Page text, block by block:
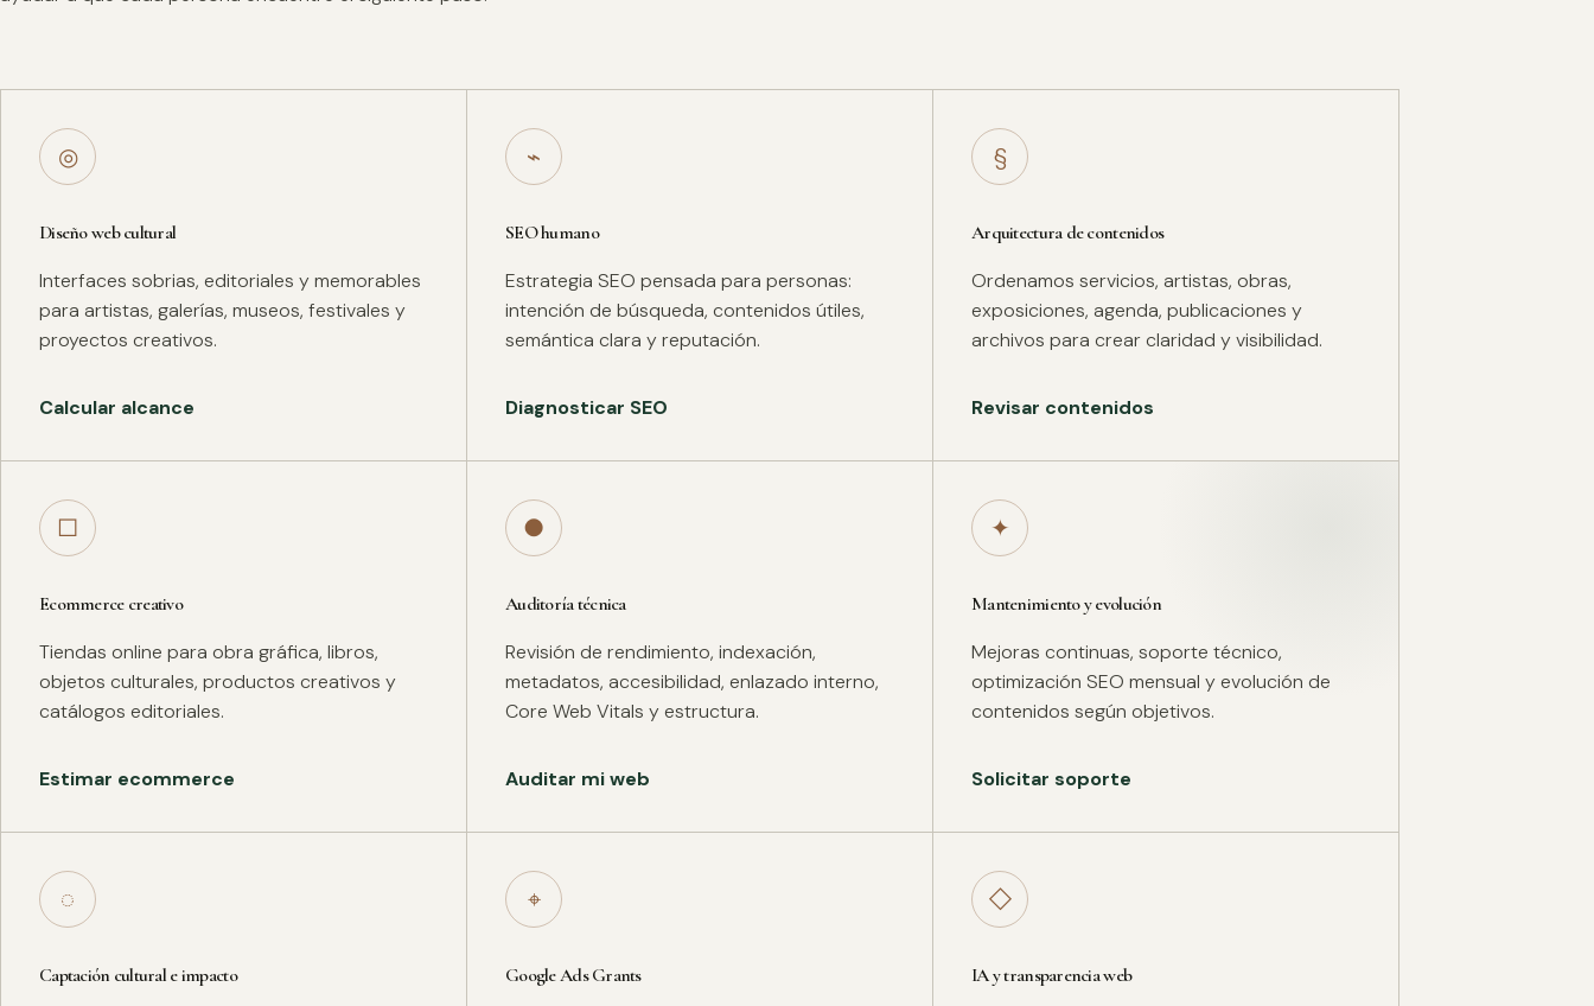
◎
Diseño web cultural
Interfaces sobrias, editoriales y memorables
para artistas, galerías, museos, festivales y
proyectos creativos.
Calcular alcance
⌁
SEO humano
Estrategia SEO pensada para personas:
intención de búsqueda, contenidos útiles,
semántica clara y reputación.
Diagnosticar SEO
§
Arquitectura de contenidos
Ordenamos servicios, artistas, obras,
exposiciones, agenda, publicaciones y
archivos para crear claridad y visibilidad.
Revisar contenidos
□
Ecommerce creativo
Tiendas online para obra gráfica, libros,
objetos culturales, productos creativos y
catálogos editoriales.
Estimar ecommerce
●
Auditoría técnica
Revisión de rendimiento, indexación,
metadatos, accesibilidad, enlazado interno,
Core Web Vitals y estructura.
Auditar mi web
✦
Mantenimiento y evolución
Mejoras continuas, soporte técnico,
optimización SEO mensual y evolución de
contenidos según objetivos.
Solicitar soporte
◌
Captación cultural e impacto
⌖
Google Ads Grants
◇
IA y transparencia web